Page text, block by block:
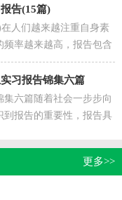
告(15篇)
人们越来越注重自身素
频率越来越高，报告包含
那么什么样的报告才是有
习报告锦集六篇
集六篇随着社会一步步向
到报告的重要性，报告具
更多>>